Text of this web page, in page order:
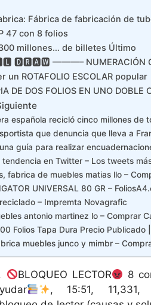
Fábrica de fabricación de
47 con 8 folios
millones… de billetes Último
🅳🆁🅰🆆 ———– NUMERACIÓN
un ROTAFOLIO ESCOLAR popular
DE DOS FOLIOS EN UNO DOBLE
española recicló cinco millones de
que denuncia que lleva a
guía para realizar
en Twitter – Los tweets
fabrica de muebles matias llo –
UNIVERSAL 80 GR –
– Impremta Novagrafic
antonio martinez lo – Comprar
Folios Tapa Dura Precio
muebles junco y mimbr –
BLOQUEO LECTOR 8
, 15:51, 11,331,